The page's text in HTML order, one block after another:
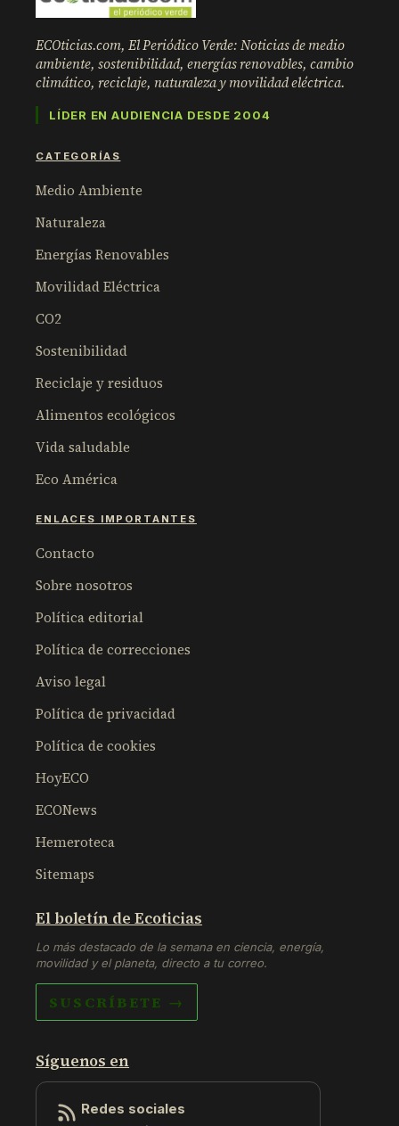
ECOticias.com, El Periódico Verde: Noticias de medio
ambiente, sostenibilidad, energías renovables, cambio
climático, reciclaje, naturaleza y movilidad eléctrica.
LÍDER EN AUDIENCIA DESDE 2004
CATEGORÍAS
Medio Ambiente
Naturaleza
Energías Renovables
Movilidad Eléctrica
CO2
Sostenibilidad
Reciclaje y residuos
Alimentos ecológicos
Vida saludable
Eco América
ENLACES IMPORTANTES
Contacto
Sobre nosotros
Política editorial
Política de correcciones
Aviso legal
Política de privacidad
Política de cookies
HoyECO
ECONews
Hemeroteca
Sitemaps
El boletín de Ecoticias
Lo más destacado de la semana en ciencia, energía,
movilidad y el planeta, directo a tu correo.
SUSCRÍBETE →
Síguenos en
Redes sociales